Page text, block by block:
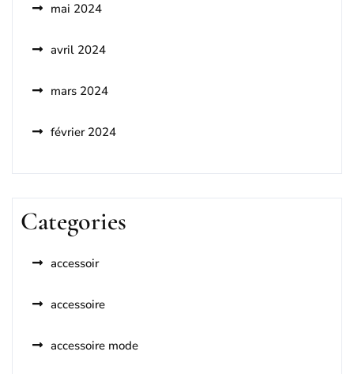
mai 2024
avril 2024
mars 2024
février 2024
Categories
accessoir
accessoire
accessoire mode